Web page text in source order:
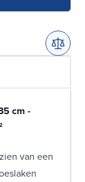
cm -
van een